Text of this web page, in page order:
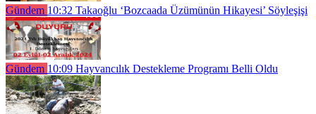
Gündem 10:32 Takaoğlu ‘Bozcaada Üzümünün Hikayesi’ Söyleşişi
Gündem 10:09 Hayvancılık Destekleme Programı Belli Oldu